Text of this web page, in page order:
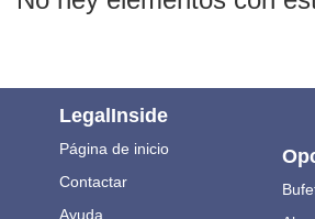
LegalInside
Página de inicio
Contactar
Ayuda